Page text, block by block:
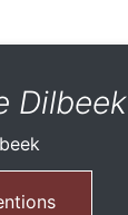
Dilbeek